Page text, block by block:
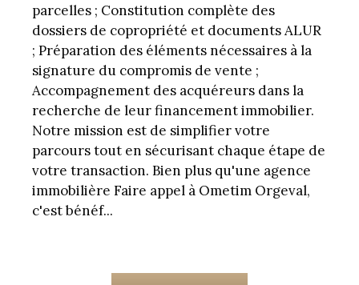
parcelles ; Constitution complète des
dossiers de copropriété et documents ALUR
; Préparation des éléments nécessaires à la
signature du compromis de vente ;
Accompagnement des acquéreurs dans la
recherche de leur financement immobilier.
Notre mission est de simplifier votre
parcours tout en sécurisant chaque étape de
votre transaction. Bien plus qu'une agence
immobilière Faire appel à Ometim Orgeval,
c'est bénéf...